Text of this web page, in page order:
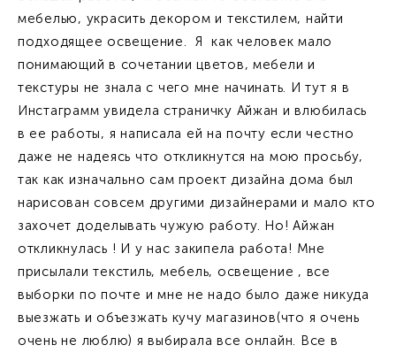
мебелью, украсить декором и текстилем, найти
подходящее освещение. Я как человек мало
понимающий в сочетании цветов, мебели и
текстуры не знала с чего мне начинать. И тут я в
Инстаграмм увидела страничку Айжан и влюбилась
в ее работы, я написала ей на почту если честно
даже не надеясь что откликнутся на мою просьбу,
так как изначально сам проект дизайна дома был
нарисован совсем другими дизайнерами и мало кто
захочет доделывать чужую работу. Но! Айжан
откликнулась ! И у нас закипела работа! Мне
присылали текстиль, мебель, освещение , все
выборки по почте и мне не надо было даже никуда
выезжать и объезжать кучу магазинов(что я очень
очень не люблю) я выбирала все онлайн. Все в